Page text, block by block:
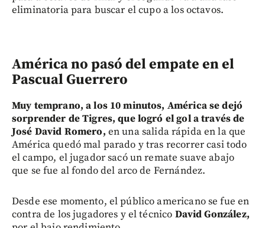
eliminatoria para buscar el cupo a los octavos.
América no pasó del empate en el
Pascual Guerrero
Muy temprano, a los 10 minutos, América se dejó
sorprender de Tigres, que logró el gol a través de
José David Romero, en una salida rápida en la que
América quedó mal parado y tras recorrer casi todo
el campo, el jugador sacó un remate suave abajo
que se fue al fondo del arco de Fernández.
Desde ese momento, el público americano se fue en
contra de los jugadores y el técnico David González,